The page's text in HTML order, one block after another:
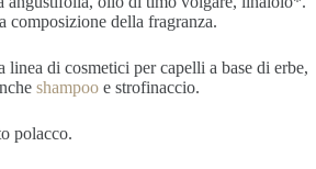
composizione della fragranza.
linea di cosmetici per capelli a base di erbe,
shampoo e strofinaccio.
polacco.